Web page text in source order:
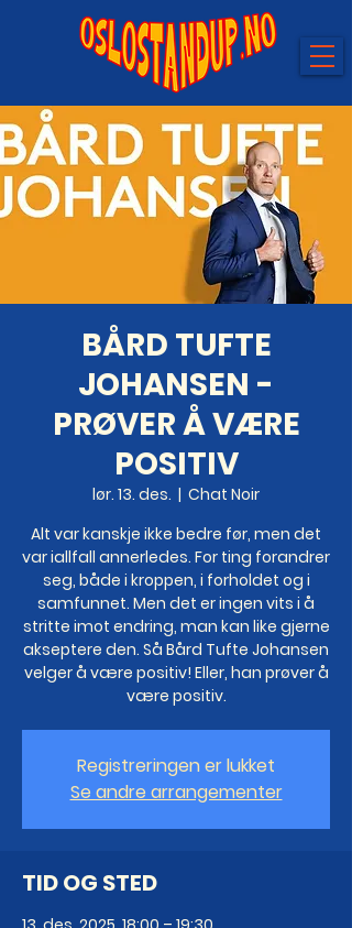
BÅRD TUFTE
JOHANSEN -
PRØVER Å VÆRE
POSITIV
lør. 13. des.
  |
Chat Noir
Alt var kanskje ikke bedre før, men det
var iallfall annerledes. For ting forandrer
seg, både i kroppen, i forholdet og i
samfunnet. Men det er ingen vits i å
stritte imot endring, man kan like gjerne
akseptere den. Så Bård Tufte Johansen
velger å være positiv! Eller, han prøver å
være positiv.
Registreringen er lukket
Se andre arrangementer
TID OG STED